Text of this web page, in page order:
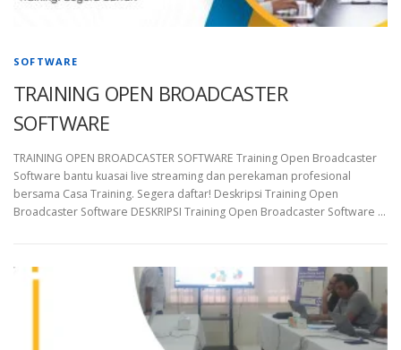
SOFTWARE
TRAINING OPEN BROADCASTER
SOFTWARE
TRAINING OPEN BROADCASTER SOFTWARE Training Open Broadcaster
Software bantu kuasai live streaming dan perekaman profesional
bersama Casa Training. Segera daftar! Deskripsi Training Open
Broadcaster Software DESKRIPSI Training Open Broadcaster Software …